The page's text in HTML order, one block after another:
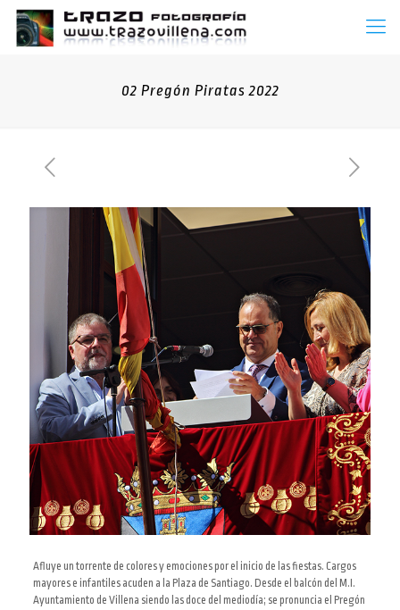
02 Pregón Piratas 2022
Afluye un torrente de colores y emociones por el inicio de las fiestas. Cargos
mayores e infantiles acuden a la Plaza de Santiago. Desde el balcón del M.I.
Ayuntamiento de Villena siendo las doce del mediodía; se pronuncia el Pregón